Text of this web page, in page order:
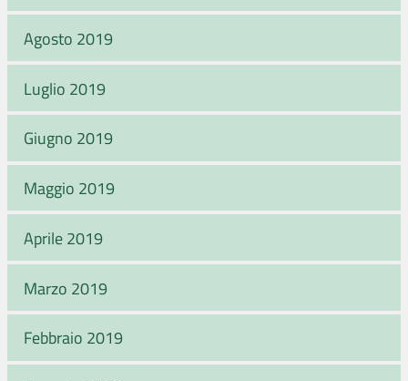
Agosto 2019
Luglio 2019
Giugno 2019
Maggio 2019
Aprile 2019
Marzo 2019
Febbraio 2019